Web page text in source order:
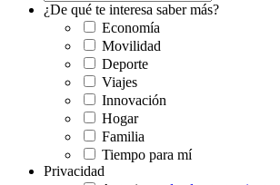
¿De qué te interesa saber más?
Economía
Movilidad
Deporte
Viajes
Innovación
Hogar
Familia
Tiempo para mí
Privacidad